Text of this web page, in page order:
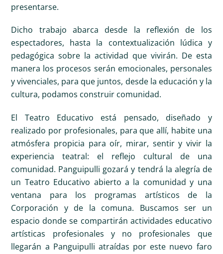
presentarse.
Dicho trabajo abarca desde la reflexión de los
espectadores, hasta la contextualización lúdica y
pedagógica sobre la actividad que vivirán. De esta
manera los procesos serán emocionales, personales
y vivenciales, para que juntos, desde la educación y la
cultura, podamos construir comunidad.
El Teatro Educativo está pensado, diseñado y
realizado por profesionales, para que allí, habite una
atmósfera propicia para oír, mirar, sentir y vivir la
experiencia teatral: el reflejo cultural de una
comunidad. Panguipulli gozará y tendrá la alegría de
un Teatro Educativo abierto a la comunidad y una
ventana para los programas artísticos de la
Corporación y de la comuna. Buscamos ser un
espacio donde se compartirán actividades educativo
artísticas profesionales y no profesionales que
llegarán a Panguipulli atraídas por este nuevo faro